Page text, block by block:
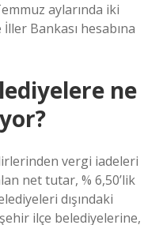
aylarında iki
Bankası hesabına
ne
vergi iadeleri
net tutar, % 6,50’lik
dışındaki
ilçe belediyelerine,